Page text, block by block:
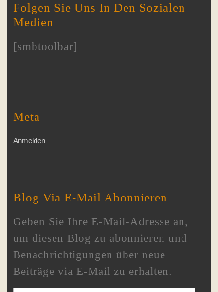
Folgen Sie Uns In Den Sozialen
Medien
[smbtoolbar]
Meta
Anmelden
Blog Via E-Mail Abonnieren
Geben Sie Ihre E-Mail-Adresse an,
um diesen Blog zu abonnieren und
Benachrichtigungen über neue
Beiträge via E-Mail zu erhalten.